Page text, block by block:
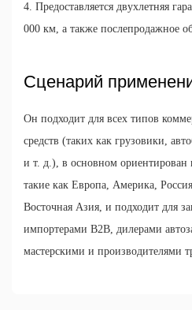
4. Предоставляется двухлетняя
000 км, а также послепродажное
Сценарий
Он подходит для всех типов
средств (таких как грузовики,
и т. д.), в основном
такие как Европа, Америка,
Восточная Азия, и подходит для
импортерами B2B, дилерами
мастерскими и производителями